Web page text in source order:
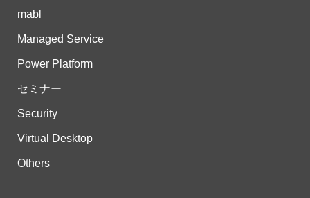
mabl
Managed Service
Power Platform
セミナー
Security
Virtual Desktop
Others